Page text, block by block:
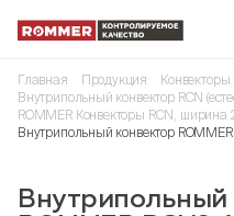
Главная Продукция
Внутрипольный конвектор RCN
ROMMER Конвекторы RCN, ширина
Внутрипольный конвектор
Внутрипольный